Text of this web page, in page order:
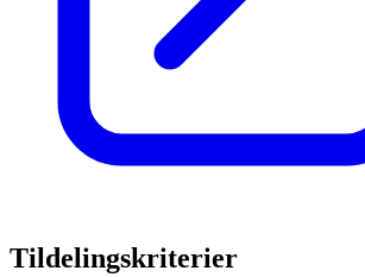
Tildelingskriterier